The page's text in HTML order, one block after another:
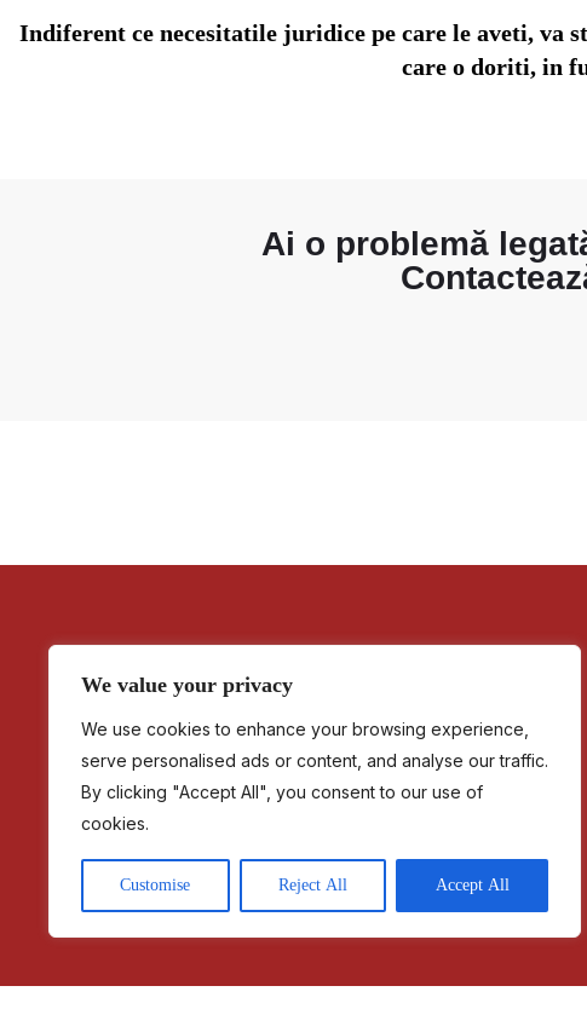
We value your privacy
We use cookies to enhance your browsing experience,
serve personalised ads or content, and analyse our traffic.
By clicking "Accept All", you consent to our use of
cookies.
Customise Reject All Accept All
Indiferent ce necesitatile juridice pe care le aveti, va
care o doriti, in
Ai o problemă